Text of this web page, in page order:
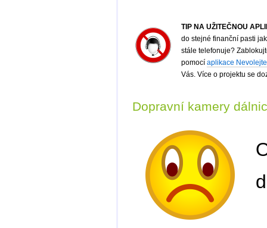
TIP NA UŽITEČNOU
do stejné finanční pasti
stále telefonuje?
pomocíaplikace
Vás. Více o projektu se
Dopravní kamery